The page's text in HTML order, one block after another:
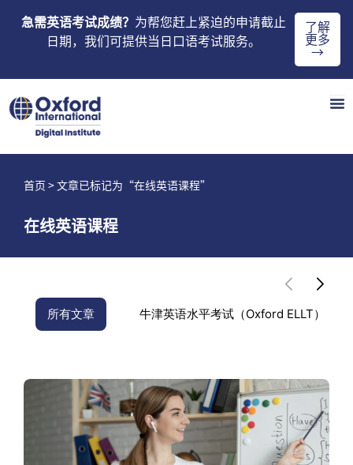
急需英语考试成绩？ 为帮您赶上紧迫的申请截止
日期，我们可提供当日口语考试服务。
了解
更多
→
首页 > 文章已标记为“在线英语课程”
在线英语课程
所有文章 牛津英语水平考试（Oxford ELLT）